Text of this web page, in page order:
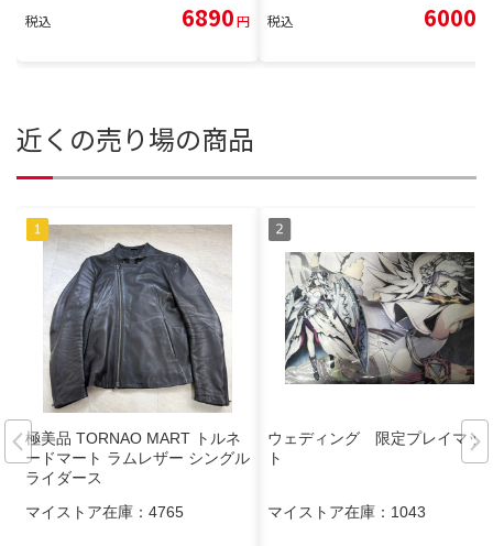
税込 6890円 税込 6000
近くの売り場の商品
極美品 TORNAO MART トルネ
ードマート ラムレザー シングル
ライダース
マイストア在庫： 4765
ウェディング 限定プレイマッ
ト
マイストア在庫： 1043